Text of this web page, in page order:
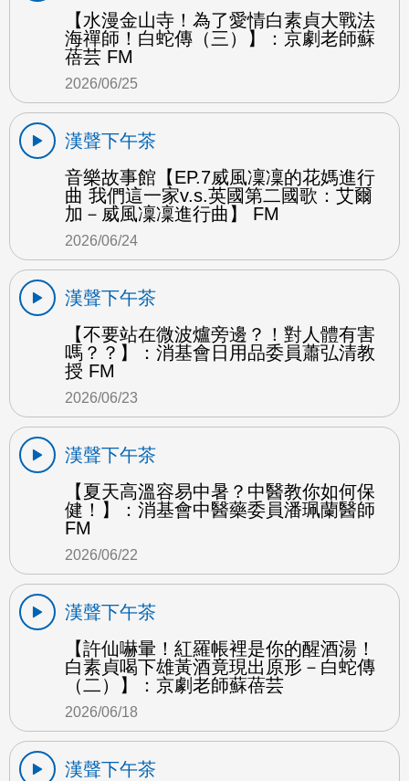
【水漫金山寺！為了愛情白素貞大戰法
海禪師！白蛇傳（三）】：京劇老師蘇
蓓芸 FM
2026/06/25
漢聲下午茶
音樂故事館【EP.7威風凜凜的花媽進行
曲 我們這一家v.s.英國第二國歌：艾爾
加－威風凜凜進行曲】 FM
2026/06/24
漢聲下午茶
【不要站在微波爐旁邊？！對人體有害
嗎？？】：消基會日用品委員蕭弘清教
授 FM
2026/06/23
漢聲下午茶
【夏天高溫容易中暑？中醫教你如何保
健！】：消基會中醫藥委員潘珮蘭醫師
FM
2026/06/22
漢聲下午茶
【許仙嚇暈！紅羅帳裡是你的醒酒湯！
白素貞喝下雄黃酒竟現出原形－白蛇傳
（二）】：京劇老師蘇蓓芸
2026/06/18
漢聲下午茶